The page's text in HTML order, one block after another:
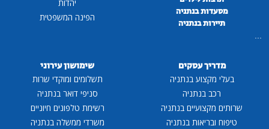
מסעדות בנתניה
תיירות בנתניה
...
יהדות
הפינה המשפטית
מדריך עסקים
בעלי מקצוע בנתניה
רכב בנתניה
שרותים מקצועיים בנתניה
טיפוח ובריאות בנתניה
שימושון עירוני
תשלומים ומוקדי שרות
סניפי דואר בנתניה
רשימת טלפונים חיוניים
משרדי ממשלה בנתניה